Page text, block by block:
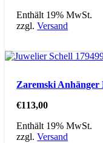
Enthält 19% MwSt.
zzgl.Versand
Zaremski
€113,00
Enthält 19% MwSt.
zzgl.Versand